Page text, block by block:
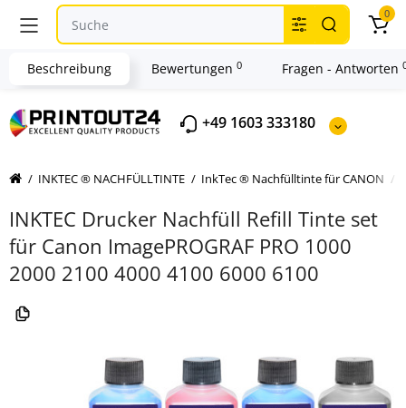
+49 1603 333180
0
INKTEC ® NACHFÜLLTINTE InkTec ® Nachfülltinte für CANON
INKTEC Drucker Nachfüll Refill Tinte set
für Canon ImagePROGRAF PRO 1000
2000 2100 4000 4100 6000 6100
Beschreibung Bewertungen 0 Fragen - Antworten